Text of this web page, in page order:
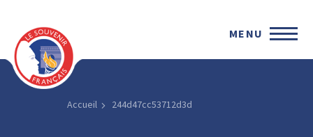
MENU
Accueil 244d47cc53712d3d